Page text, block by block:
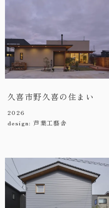
久喜市野久喜の住まい
2026
design: 芦葉工藝舎